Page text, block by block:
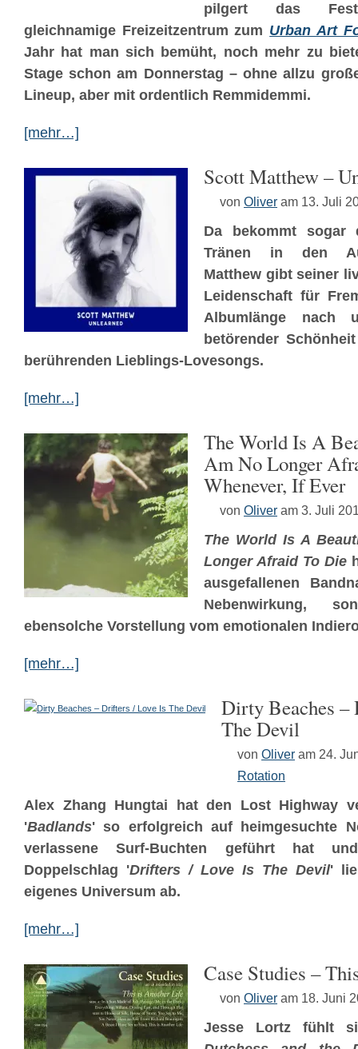
pilgert das
gleichnamige Freizeitzentrum zum Urban Art
Jahr hat man sich bemüht, noch mehr zu
Stage schon am Donnerstag – ohne allzu
Lineup, aber mit ordentlich Remmidemmi.
[mehr…]
Scott Matthew –
von Oliver am 13. Juli
Da bekommt sogar
Tränen in den
Matthew gibt seiner
Leidenschaft für
Albumlänge
betörender
berührenden Lieblings-Lovesongs.
[mehr…]
The World Is A
Am No Longer
Whenever, If Ever
von Oliver am 3. Juli
The World Is A
Longer Afraid To Die
ausgefallenen
Nebenwirkung,
ebensolche Vorstellung vom emotionalen
[mehr…]
Dirty Beaches –
The Devil
von Oliver am 24.
Rotation
Alex Zhang Hungtai hat den Lost Highway
'Badlands' so erfolgreich auf heimgesuchte
verlassene Surf-Buchten geführt hat
Doppelschlag 'Drifters / Love Is The Devil'
eigenes Universum ab.
[mehr…]
Case Studies –
von Oliver am 18. Juni
Jesse Lortz fühlt